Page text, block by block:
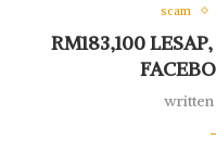
scam
RM183,100
written